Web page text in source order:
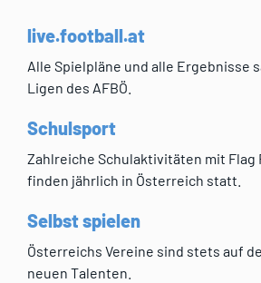
live.football.at
Alle Spielpläne und alle Ergebnisse
Ligen des AFBÖ.
Schulsport
Zahlreiche Schulaktivitäten mit Flag
finden jährlich in Österreich statt.
Selbst spielen
Österreichs Vereine sind stets auf
neuen Talenten.